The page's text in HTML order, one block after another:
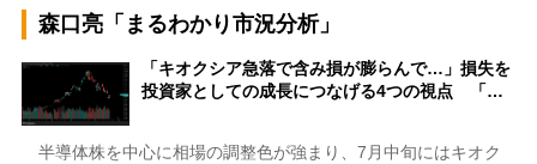
森口亮「まるわかり市況分析」
「キオクシア急落で含み損が膨らんで…」損失を
投資家としての成長につなげる4つの視点 「…
半導体株を中心に相場の調整色が強まり、7月中旬にはキオク